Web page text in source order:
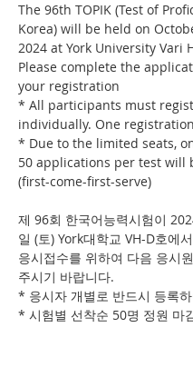
The 96th TOPIK (Test of
Korea) will be held on
2024 at York University Vari
Please complete the
your registration
* All participants must
individually. One
* Due to the limited seats,
50 applications per test will
(first-come-first-serve)
제 96회 한국어능력시험이
일 (토) York대학교 VH-D호에
응시접수를 위하여 다음 응시
주시기 바랍니다.
* 응시자 개별로 반드시 등록
* 시험별 선착순 50명 정원 마